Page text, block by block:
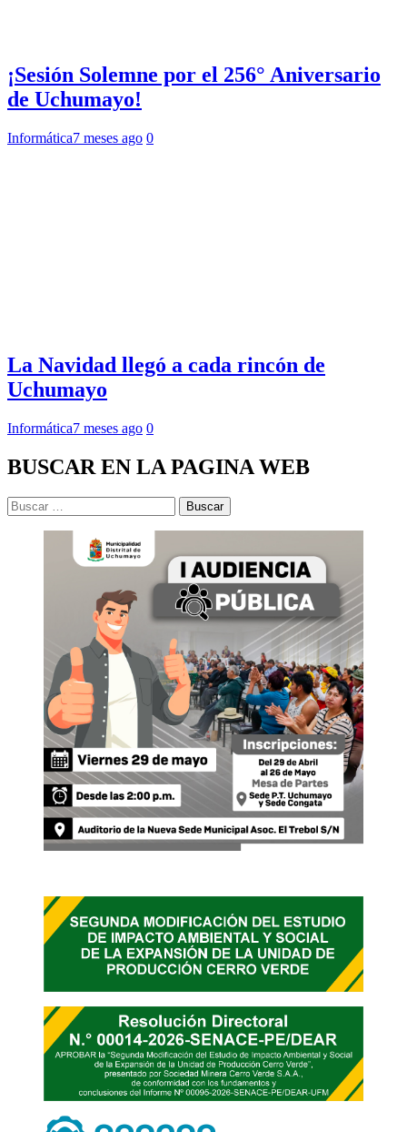
¡Sesión Solemne por el 256° Aniversario
de Uchumayo!
Informática7 meses ago 0
La Navidad llegó a cada rincón de
Uchumayo
Informática7 meses ago 0
BUSCAR EN LA PAGINA WEB
Buscar: